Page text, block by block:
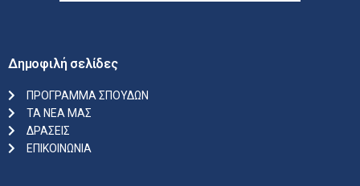
Δημοφιλή σελίδες
ΠΡΟΓΡΑΜΜΑ ΣΠΟΥΔΩΝ
ΤΑ ΝΕΑ ΜΑΣ
ΔΡΑΣΕΙΣ
ΕΠΙΚΟΙΝΩΝΙΑ